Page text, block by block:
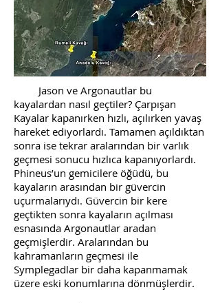
Jason ve Argonautlar bu
kayalardan nasıl geçtiler? Çarpışan
Kayalar kapanırken hızlı, açılırken yavaş
hareket ediyorlardı. Tamamen açıldıktan
sonra ise tekrar aralarından bir varlık
geçmesi sonucu hızlıca kapanıyorlardı.
Phineus’un gemicilere öğüdü, bu
kayaların arasından bir güvercin
uçurmalarıydı. Güvercin bir kere
geçtikten sonra kayaların açılması
esnasında Argonautlar aradan
geçmişlerdir. Aralarından bu
kahramanların geçmesi ile
Symplegadlar bir daha kapanmamak
üzere eski konumlarına dönmüşlerdir.